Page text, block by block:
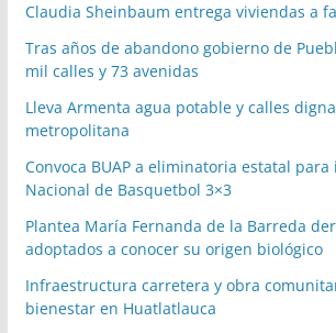
Claudia Sheinbaum entrega viviendas a
Tras años de abandono gobierno de
mil calles y 73 avenidas
Lleva Armenta agua potable y calles
metropolitana
Convoca BUAP a eliminatoria estatal para
Nacional de Basquetbol 3×3
Plantea María Fernanda de la Barreda
adoptados a conocer su origen biológico
Infraestructura carretera y obra
bienestar en Huatlatlauca